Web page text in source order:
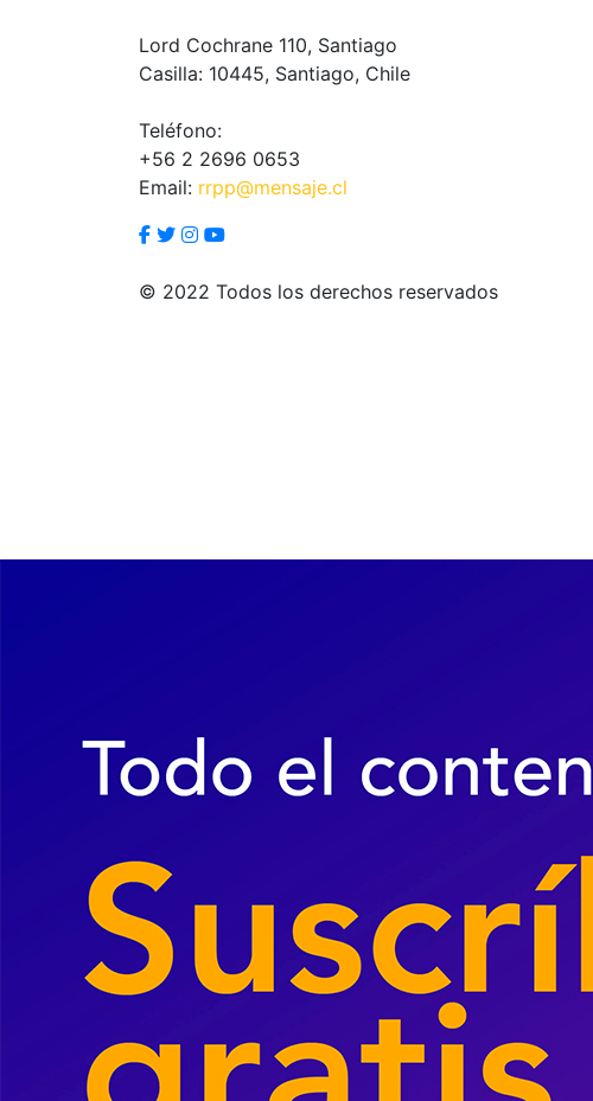
Lord Cochrane 110, Santiago
Casilla: 10445, Santiago, Chile
Teléfono:
+56 2 2696 0653
Email: rrpp@mensaje.cl
© 2022 Todos los derechos reservados